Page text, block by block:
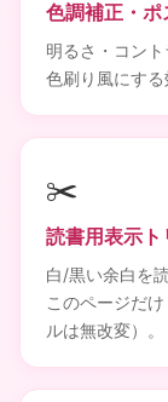
色調補正・ポ
明るさ・コン
色刷り風にする
✂️
読書用表示ト
白/黒い余白を
このページだ
ルは無改変）。